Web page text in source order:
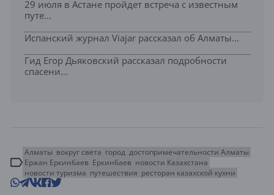
29 июля в Астане пройдет встреча с известным
путе...
Испанский журнал Viajar рассказал об Алматы...
Гид Егор Дьяковский рассказал подробности
спасени...
Алматы вокруг света город достопримечательности Алматы
Ержан Еркинбаев Еркинбаев новости Казахстана
новости туризма путешествия ресторан казахской кухни